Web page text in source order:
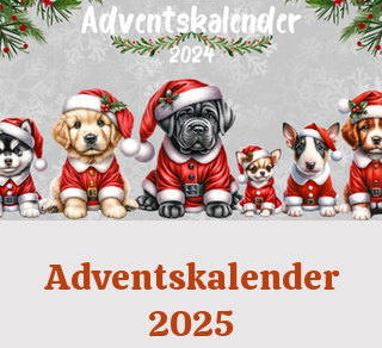
Adventskalender
2025